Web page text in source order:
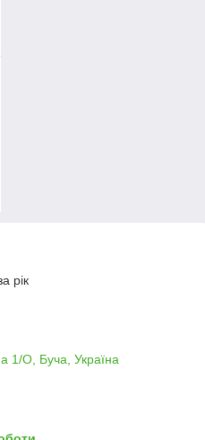
рік
1/О, Буча, Україна